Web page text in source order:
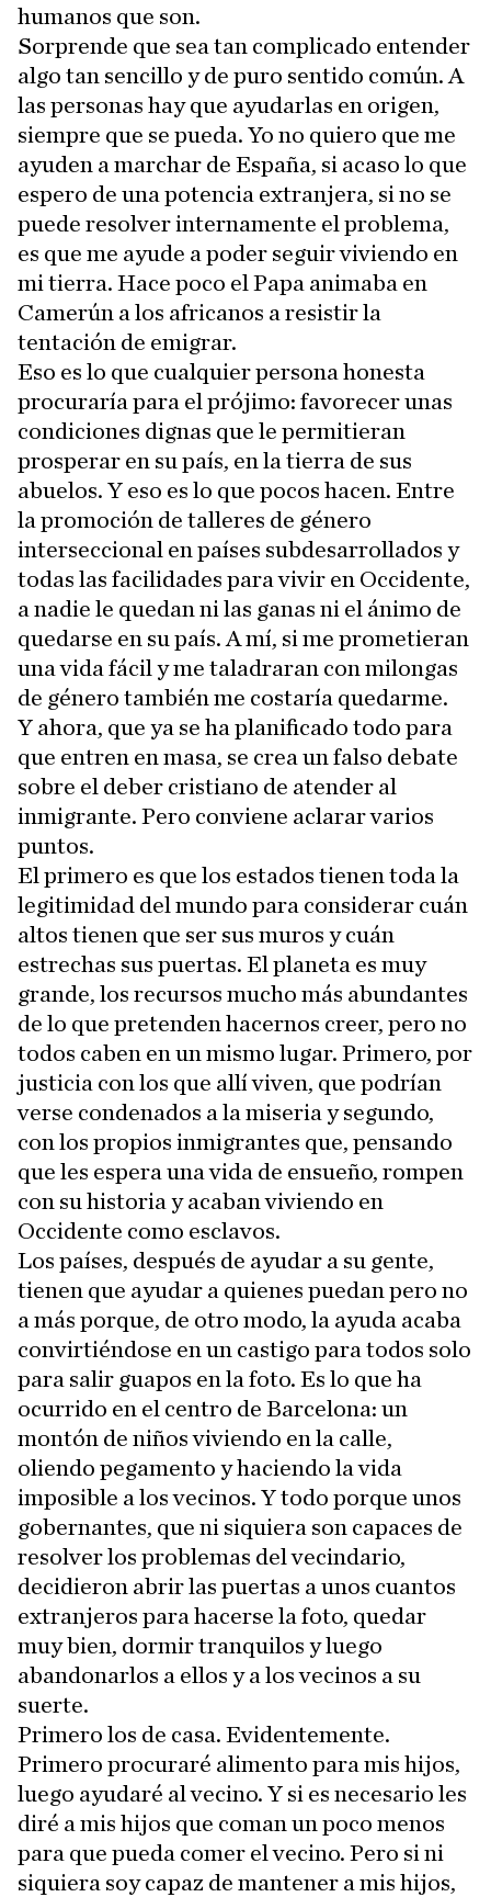
humanos que son.
Sorprende que sea tan complicado entender
algo tan sencillo y de puro sentido común. A
las personas hay que ayudarlas en origen,
siempre que se pueda. Yo no quiero que me
ayuden a marchar de España, si acaso lo que
espero de una potencia extranjera, si no se
puede resolver internamente el problema,
es que me ayude a poder seguir viviendo en
mi tierra. Hace poco el Papa animaba en
Camerún a los africanos a resistir la
tentación de emigrar.
Eso es lo que cualquier persona honesta
procuraría para el prójimo: favorecer unas
condiciones dignas que le permitieran
prosperar en su país, en la tierra de sus
abuelos. Y eso es lo que pocos hacen. Entre
la promoción de talleres de género
interseccional en países subdesarrollados y
todas las facilidades para vivir en Occidente,
a nadie le quedan ni las ganas ni el ánimo de
quedarse en su país. A mí, si me prometieran
una vida fácil y me taladraran con milongas
de género también me costaría quedarme.
Y ahora, que ya se ha planificado todo para
que entren en masa, se crea un falso debate
sobre el deber cristiano de atender al
inmigrante. Pero conviene aclarar varios
puntos.
El primero es que los estados tienen toda la
legitimidad del mundo para considerar cuán
altos tienen que ser sus muros y cuán
estrechas sus puertas. El planeta es muy
grande, los recursos mucho más abundantes
de lo que pretenden hacernos creer, pero no
todos caben en un mismo lugar. Primero, por
justicia con los que allí viven, que podrían
verse condenados a la miseria y segundo,
con los propios inmigrantes que, pensando
que les espera una vida de ensueño, rompen
con su historia y acaban viviendo en
Occidente como esclavos.
Los países, después de ayudar a su gente,
tienen que ayudar a quienes puedan pero no
a más porque, de otro modo, la ayuda acaba
convirtiéndose en un castigo para todos solo
para salir guapos en la foto. Es lo que ha
ocurrido en el centro de Barcelona: un
montón de niños viviendo en la calle,
oliendo pegamento y haciendo la vida
imposible a los vecinos. Y todo porque unos
gobernantes, que ni siquiera son capaces de
resolver los problemas del vecindario,
decidieron abrir las puertas a unos cuantos
extranjeros para hacerse la foto, quedar
muy bien, dormir tranquilos y luego
abandonarlos a ellos y a los vecinos a su
suerte.
Primero los de casa. Evidentemente.
Primero procuraré alimento para mis hijos,
luego ayudaré al vecino. Y si es necesario les
diré a mis hijos que coman un poco menos
para que pueda comer el vecino. Pero si ni
siquiera soy capaz de mantener a mis hijos,